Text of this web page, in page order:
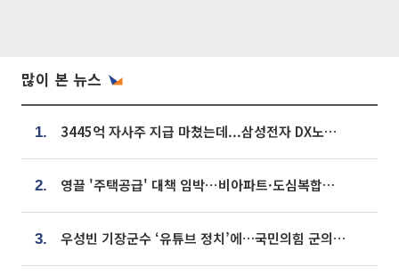
많이 본 뉴스
1. 3445억 자사주 지급 마쳤는데...삼성전자 DX노조, 뒤늦은 '떼쓰기 집회'
2. 영끌 '주택공급' 대책 임박⋯비아파트·도심복합까지 총동원
3. 우성빈 기장군수 ‘유튜브 정치’에…국민의힘 군의원들 집단 반발